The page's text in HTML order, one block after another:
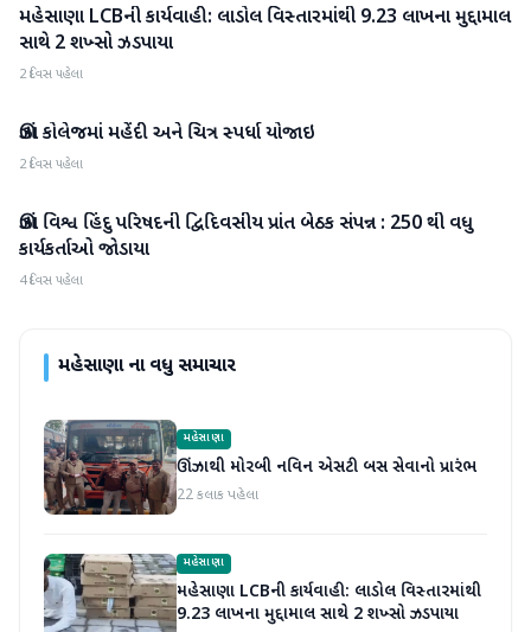
મહેસાણા
મહેસાણા LCBની કાર્યવાહી: લાડોલ વિસ્તારમાંથી 9.23 લાખના મુદ્દામાલ
સાથે 2 શખ્સો ઝડપાયા
2 દિવસ પહેલા
મહેસાણા
ઊંઝા કોલેજમાં મહેંદી અને ચિત્ર સ્પર્ધા યોજાઇ
2 દિવસ પહેલા
મહેસાણા
ઊંઝા વિશ્વ હિંદુ પરિષદની દ્વિદિવસીય પ્રાંત બેઠક સંપન્ન : 250 થી વધુ
કાર્યકર્તાઓ જોડાયા
4 દિવસ પહેલા
મહેસાણાના વધુ સમાચાર
મહેસાણા
ઊંઝાથી મોરબી નવિન એસટી બસ સેવાનો પ્રારંભ
22 કલાક પહેલા
મહેસાણા
મહેસાણા LCBની કાર્યવાહી: લાડોલ વિસ્તારમાંથી
9.23 લાખના મુદ્દામાલ સાથે 2 શખ્સો ઝડપાયા